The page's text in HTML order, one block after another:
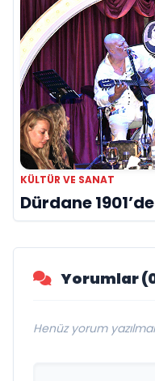
KÜLTÜR VE SANAT
Dürdane
Yorumlar
Henüz yorum